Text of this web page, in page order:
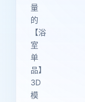
量
的
【浴
室
单
品】
3D
模